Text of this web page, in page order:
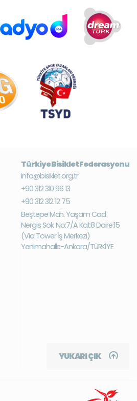
Türkiye Bisiklet Federasyonu
info@bisiklet.org.tr
+90 312 310 96 13
+90 312 312 12 75
Beştepe Mah. Yaşam Cad.
Nergis Sok. No:7/A Kat:8 Daire:15
(Via Tower İş Merkezi)
Yenimahalle-Ankara/TÜRKİYE
YUKARI ÇIK